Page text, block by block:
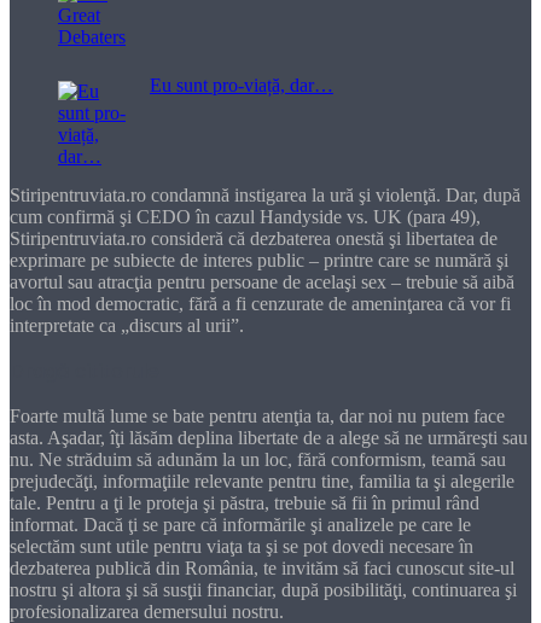
Eu sunt pro-viață, dar…
Stiripentruviata.ro condamnă instigarea la ură şi violenţă. Dar, după
cum confirmă şi CEDO în cazul Handyside vs. UK (para 49),
Stiripentruviata.ro consideră că dezbaterea onestă şi libertatea de
exprimare pe subiecte de interes public – printre care se numără şi
avortul sau atracţia pentru persoane de acelaşi sex – trebuie să aibă
loc în mod democratic, fără a fi cenzurate de ameninţarea că vor fi
interpretate ca „discurs al urii”.
Foarte multă lume se bate pentru atenţia ta, dar noi nu putem face
asta. Aşadar, îţi lăsăm deplina libertate de a alege să ne urmăreşti sau
nu. Ne străduim să adunăm la un loc, fără conformism, teamă sau
prejudecăţi, informaţiile relevante pentru tine, familia ta şi alegerile
tale. Pentru a ţi le proteja şi păstra, trebuie să fii în primul rând
informat. Dacă ţi se pare că informările şi analizele pe care le
selectăm sunt utile pentru viaţa ta şi se pot dovedi necesare în
dezbaterea publică din România, te invităm să faci cunoscut site-ul
nostru şi altora şi să susţii financiar, după posibilităţi, continuarea şi
profesionalizarea demersului nostru.